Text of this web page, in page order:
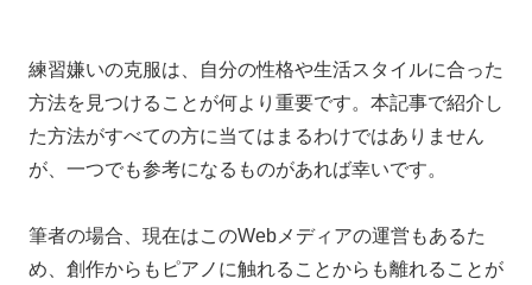
練習嫌いの克服は、自分の性格や生活スタイルに合った
方法を見つけることが何より重要です。本記事で紹介し
た方法がすべての方に当てはまるわけではありません
が、一つでも参考になるものがあれば幸いです。
筆者の場合、現在はこのWebメディアの運営もあるた
め、創作からもピアノに触れることからも離れることが